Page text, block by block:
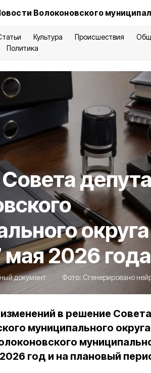
Волоконовского
Культура Происшествия
Политика
мая 2026 года
документ Фото: Сгенерировано
в решение
муниципального
год и на плановый